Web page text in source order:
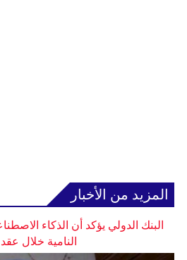
المزيد من الأخبار
البنك الدولي يؤكد أن الذكاء
النامية خلال